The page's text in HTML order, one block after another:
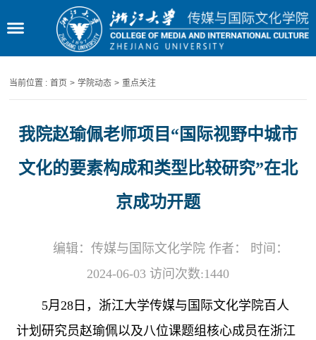
当前位置 : 首页 > 学院动态 > 重点关注
我院赵瑜佩老师项目“国际视野中城市
文化的要素构成和类型比较研究”在北
京成功开题
编辑：传媒与国际文化学院 作者： 时间：
2024-06-03 访问次数:1440
5月28日，浙江大学传媒与国际文化学院百人
计划研究员赵瑜佩以及八位课题组核心成员在浙江